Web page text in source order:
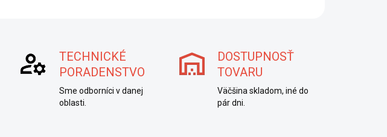
TECHNICKÉ
PORADENSTVO
Sme odborníci v danej
oblasti.
DOSTUPNOSŤ
TOVARU
Väčšina skladom, iné do
pár dni.